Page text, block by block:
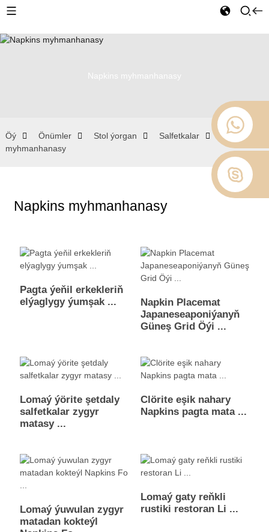
Napkins myhmanhanasy
Öý Önümler Stol ýorgan Salfetkalar
Napkins
myhmanhanasy
Napkins myhmanhanasy
Pagta ýeňil erkekleriň
elýaglygy ýumşak ...
Napkin Placemat
Japaneseaponiýanyň
Güneş Grid Öýi ...
Lomaý ýörite şetdaly
salfetkalar zygyr
matasy ...
Clörite eşik nahary
Napkins pagta mata ...
Lomaý ýuwulan zygyr
matadan kokteýl
Lomaý gaty reňkli
rustiki restoran Li ...